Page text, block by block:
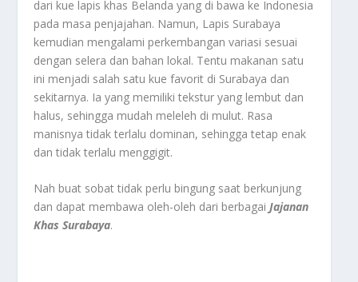
dari kue lapis khas Belanda yang di bawa ke Indonesia
pada masa penjajahan. Namun, Lapis Surabaya
kemudian mengalami perkembangan variasi sesuai
dengan selera dan bahan lokal. Tentu makanan satu
ini menjadi salah satu kue favorit di Surabaya dan
sekitarnya. Ia yang memiliki tekstur yang lembut dan
halus, sehingga mudah meleleh di mulut. Rasa
manisnya tidak terlalu dominan, sehingga tetap enak
dan tidak terlalu menggigit.
Nah buat sobat tidak perlu bingung saat berkunjung
dan dapat membawa oleh-oleh dari berbagaiJajanan
Khas Surabaya.